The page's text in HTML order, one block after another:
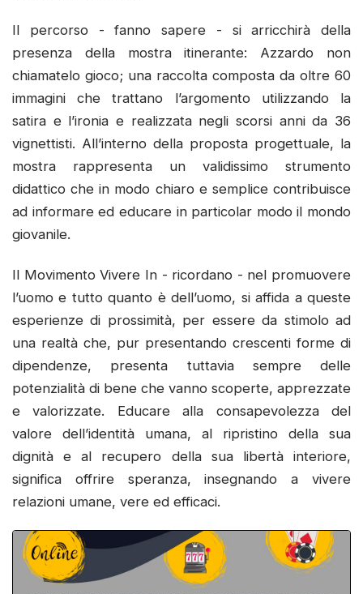
Il percorso - fanno sapere - si arricchirà della
presenza della mostra itinerante: Azzardo non
chiamatelo gioco; una raccolta composta da oltre 60
immagini che trattano l’argomento utilizzando la
satira e l’ironia e realizzata negli scorsi anni da 36
vignettisti. All’interno della proposta progettuale, la
mostra rappresenta un validissimo strumento
didattico che in modo chiaro e semplice contribuisce
ad informare ed educare in particolar modo il mondo
giovanile.
Il Movimento Vivere In - ricordano - nel promuovere
l’uomo e tutto quanto è dell’uomo, si affida a queste
esperienze di prossimità, per essere da stimolo ad
una realtà che, pur presentando crescenti forme di
dipendenze, presenta tuttavia sempre delle
potenzialità di bene che vanno scoperte, apprezzate
e valorizzate. Educare alla consapevolezza del
valore dell’identità umana, al ripristino della sua
dignità e al recupero della sua libertà interiore,
significa offrire speranza, insegnando a vivere
relazioni umane, vere ed efficaci.